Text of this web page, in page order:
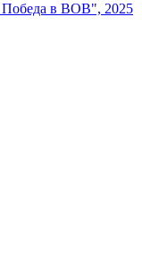
Победа в ВОВ", 2025